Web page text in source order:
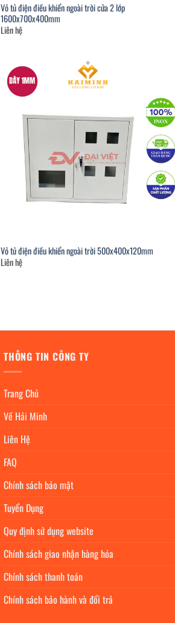
Vỏ tủ điện điều khiển ngoài trời cửa 2 lớp
1600x700x400mm
Liên hệ
Vỏ tủ điện điều khiển ngoài trời 500x400x120mm
Liên hệ
THÔNG TIN CÔNG TY
Trang Chủ
Về Hải Minh
Liên Hệ
FAQ
Chính sách bảo mật
Tuyển Dụng
Quy định sử dụng website
Chính sách giao nhận hàng hóa
Chính sách thanh toán
Chính sách bảo hành và đổi trả